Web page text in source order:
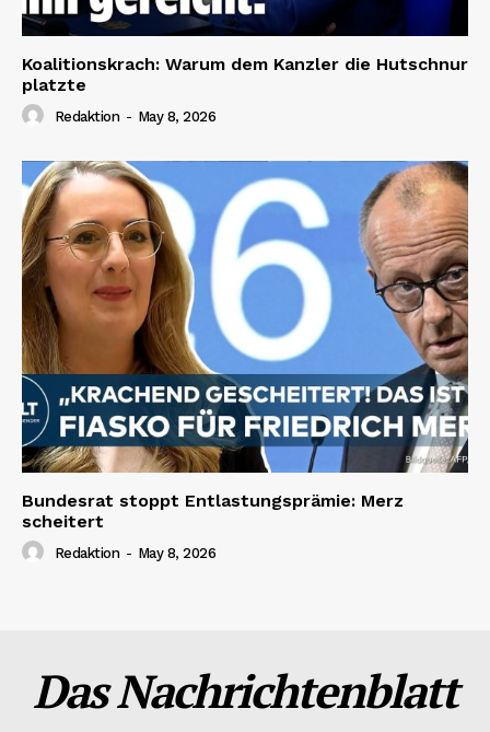
Koalitionskrach: Warum dem Kanzler die Hutschnur
platzte
Redaktion - May 8, 2026
Bundesrat stoppt Entlastungsprämie: Merz
scheitert
Redaktion - May 8, 2026
Das Nachrichtenblatt